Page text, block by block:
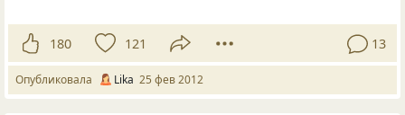
180 121 13
Опубликовала Lika 25 фев 2012